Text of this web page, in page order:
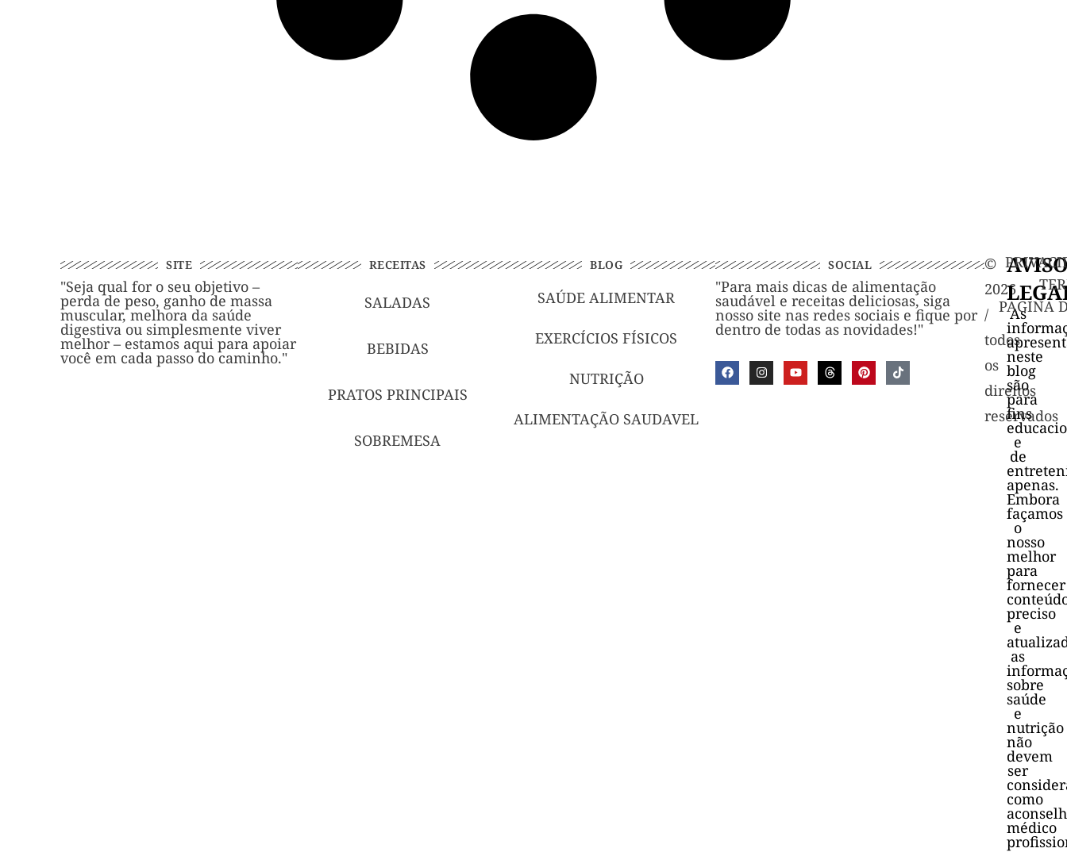
SITE
"Seja qual for o seu objetivo –
perda de peso, ganho de massa
muscular, melhora da saúde
digestiva ou simplesmente viver
melhor – estamos aqui para apoiar
você em cada passo do caminho."
RECEITAS
SALADAS
BEBIDAS
PRATOS PRINCIPAIS
SOBREMESA
BLOG
SAÚDE ALIMENTAR
EXERCÍCIOS FÍSICOS
NUTRIÇÃO
ALIMENTAÇÃO SAUDAVEL
SOCIAL
"Para mais dicas de alimentação
saudável e receitas deliciosas, siga
nosso site nas redes sociais e fique por
dentro de todas as novidades!"
©️
2026
/
todos
os
direitos
reservados
PAGINA
As
neste
blog
são
para
fins
e
de
apenas.
Embora
façamos
o
nosso
melhor
para
fornecer
preciso
e
as
sobre
saúde
e
nutrição
não
devem
ser
como
médico